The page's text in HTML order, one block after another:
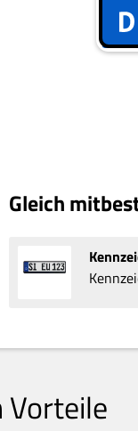
Gleich
Vorteile